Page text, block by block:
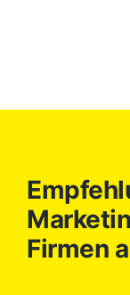
Firmen